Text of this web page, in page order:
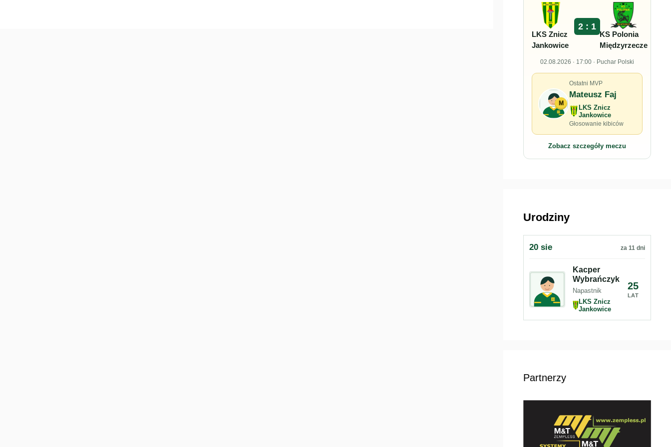
LKS Znicz
Jankowice
2 : 1
KS Polonia
Międzyrzecze
02.08.2026 · 17:00 · Puchar Polski
M
Ostatni MVP
Mateusz Faj
LKS Znicz
Jankowice
Głosowanie kibiców
Zobacz szczegóły meczu
Urodziny
20 sie za 11 dni
Kacper
Wybrańczyk
Napastnik
LKS Znicz
Jankowice
25
LAT
Partnerzy